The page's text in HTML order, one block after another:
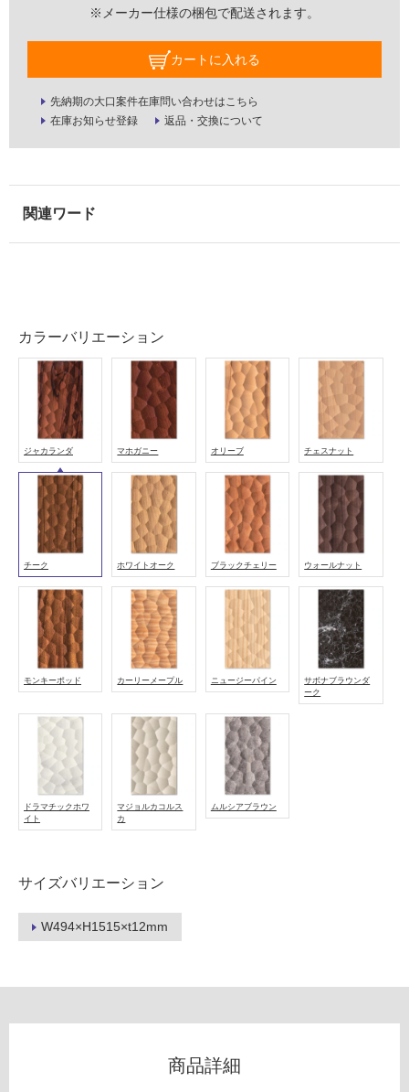
※メーカー仕様の梱包で配送されます。
カートに入れる
先納期の大口案件在庫問い合わせはこちら
在庫お知らせ登録
返品・交換について
カラーバリエーション
ジャカランダ マホガニー オリーブ チェスナット
チーク ホワイトオーク ブラックチェリー ウォールナット
モンキーポッド カーリーメープル ニュージーパイン
サボナブラウンダ
ーク
ドラマチックホワ
イト
マジョルカコルス
カ
ムルシアブラウン
サイズバリエーション
W494×H1515×t12mm
屋
内
浴
室
床・
車
場
て
て
い
が
必
適
て
い
商品詳細